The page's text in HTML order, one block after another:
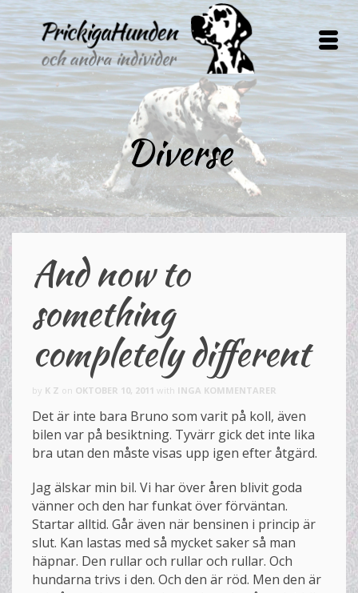
Diverse
And now to
something
completely different
by K Z on OKTOBER 10, 2011 with INGA KOMMENTARER
Det är inte bara Bruno som varit på koll, även
bilen var på besiktning. Tyvärr gick det inte lika
bra utan den måste visas upp igen efter åtgärd.
Jag älskar min bil. Vi har över åren blivit goda
vänner och den har funkat över förväntan.
Startar alltid. Går även när bensinen i princip är
slut. Kan lastas med så mycket saker så man
häpnar. Den rullar och rullar och rullar. Och
hundarna trivs i den. Och den är röd. Men den är